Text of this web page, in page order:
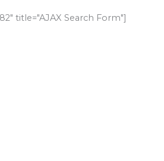
title="AJAX Search Form"]